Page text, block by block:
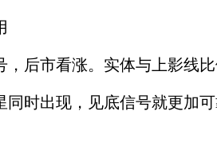
，后市看涨。实体与上影线
时出现，见底信号就更加可